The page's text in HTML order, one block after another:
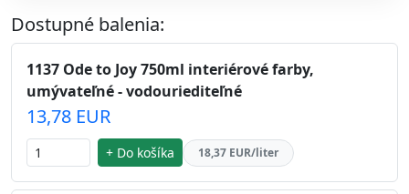
Dostupné balenia:
1137 Ode to Joy 750ml interiérové farby,
umývateľné - vodouriediteľné
13,78 EUR
+ Do košíka 18,37 EUR/liter